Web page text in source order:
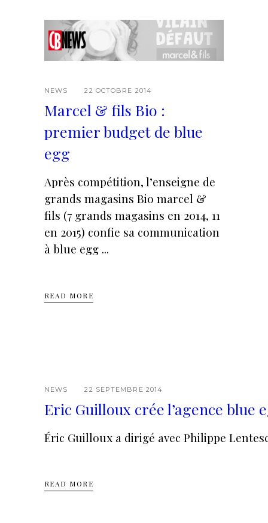
NEWS 22 OCTOBRE 2014
Marcel & fils Bio :
premier budget de blue
egg
Après compétition, l’enseigne de
grands magasins Bio marcel &
fils (7 grands magasins en 2014, 11
en 2015) confie sa communication
à blue egg
READ MORE
NEWS 22 SEPTEMBRE 2014
Eric Guilloux crée l’agence blue
Éric Guilloux a dirigé avec Philippe
READ MORE